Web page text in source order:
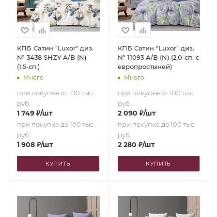
КПБ Сатин "Luxor" диз.
№ 3438 SHZY A/B (N)
(1,5-сп.)
Много
при покупке от 100 тыс.
руб.
1 749 ₽/шт
при покупке до 100 тыс.
руб.
1 908 ₽/шт
КУПИТЬ
КПБ Сатин "Luxor" диз.
№ 11093 A/B (N) (2,0-сп. с
европростыней)
Много
при покупке от 100 тыс.
руб.
2 090 ₽/шт
при покупке до 100 тыс.
руб.
2 280 ₽/шт
КУПИТЬ